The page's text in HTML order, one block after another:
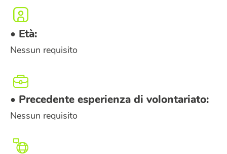
• Età:
Nessun requisito
• Precedente esperienza di volontariato:
Nessun requisito